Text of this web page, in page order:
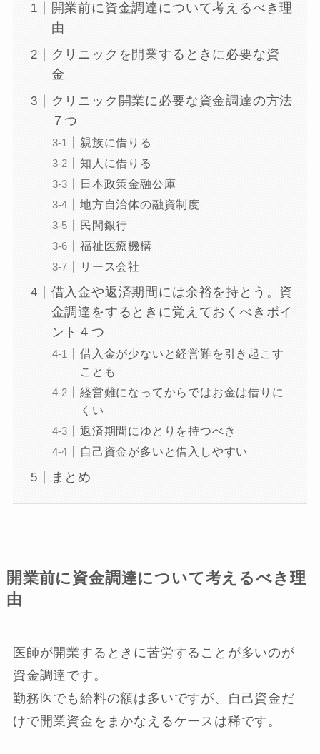
開業前に資金調達について考えるべき理
由
クリニックを開業するときに必要な資
金
クリニック開業に必要な資金調達の方法
７つ
親族に借りる
知人に借りる
日本政策金融公庫
地方自治体の融資制度
民間銀行
福祉医療機構
リース会社
借入金や返済期間には余裕を持とう。資
金調達をするときに覚えておくべきポイ
ント４つ
借入金が少ないと経営難を引き起こす
ことも
経営難になってからではお金は借りに
くい
返済期間にゆとりを持つべき
自己資金が多いと借入しやすい
まとめ
開業前に資金調達について考えるべき理
由
医師が開業するときに苦労することが多いのが
資金調達です。
勤務医でも給料の額は多いですが、自己資金だ
けで開業資金をまかなえるケースは稀です。